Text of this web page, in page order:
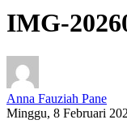
IMG-
Anna Fauziah Pane
Minggu, 8 Februari